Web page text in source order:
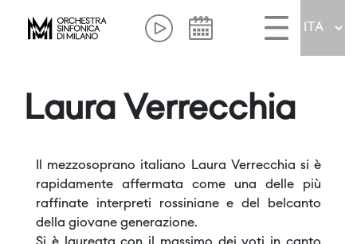
Laura Verrecchia
Il mezzosoprano italiano Laura Verrecchia si è
rapidamente affermata come una delle più
raffinate interpreti rossiniane e del belcanto
della giovane generazione.